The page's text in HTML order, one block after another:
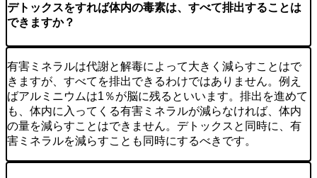
デトックスをすれば体内の毒素は、すべて排出することは
できますか？
有害ミネラルは代謝と解毒によって大きく減らすことはで
きますが、すべてを排出できるわけではありません。例え
ばアルミニウムは1％が脳に残るといいます。排出を進めて
も、体内に入ってくる有害ミネラルが減らなければ、体内
の量を減らすことはできません。デトックスと同時に、有
害ミネラルを減らすことも同時にするべきです。